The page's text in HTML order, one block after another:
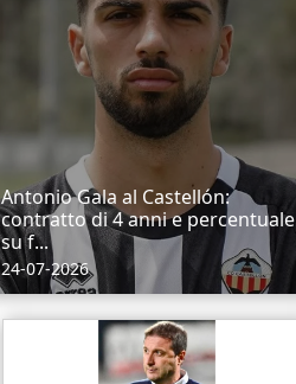
Antonio Gala al Castellón:
contratto di 4 anni e percentuale
su f...
24-07-2026